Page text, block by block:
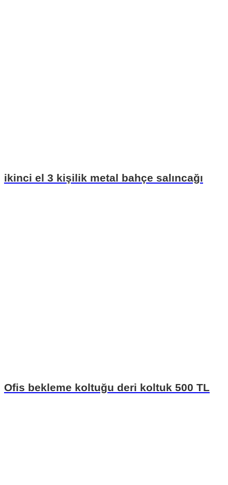
ikinci el 3 kişilik metal bahçe salıncağı
Ofis bekleme koltuğu deri koltuk 500 TL